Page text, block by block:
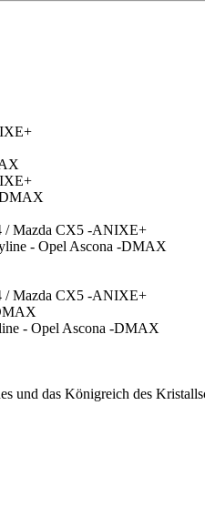
DMAX
/ Mazda CX5 -ANIXE+
- Opel Ascona -DMAX
/ Mazda CX5 -ANIXE+
- Opel Ascona -DMAX
das Königreich des